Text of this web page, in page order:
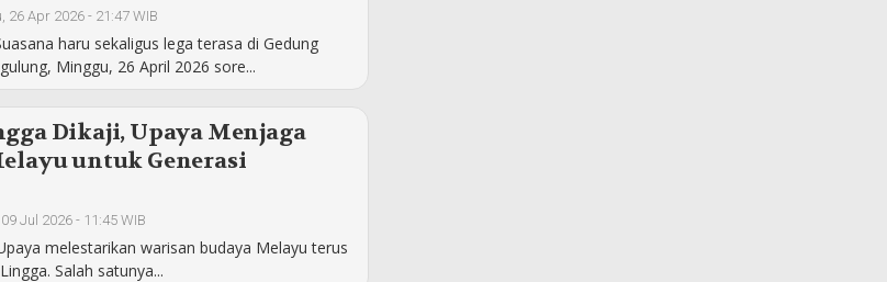
26 Apr 2026 - 21:47 WIB
haru sekaligus lega terasa di Gedung
Minggu, 26 April 2026 sore...
Dikaji, Upaya Menjaga
untuk Generasi
Jul 2026 - 11:45 WIB
melestarikan warisan budaya Melayu terus
Salah satunya...